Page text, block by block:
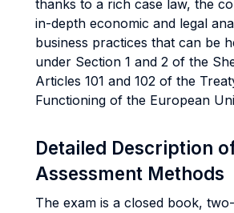
thanks to a rich case law, the
in-depth economic and legal
business practices that can be
under Section 1 and 2 of the
Articles 101 and 102 of the
Functioning of the European
Detailed Description
Assessment Methods
The exam is a closed book,